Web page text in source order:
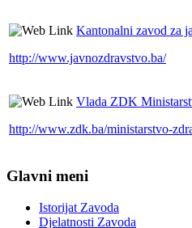
Kantonalni zavod za
http://www.javnozdravstvo.ba/
Vlada ZDK
http://www.zdk.ba/ministarstvo-
Glavni meni
Istorijat Zavoda
Djelatnosti Zavoda